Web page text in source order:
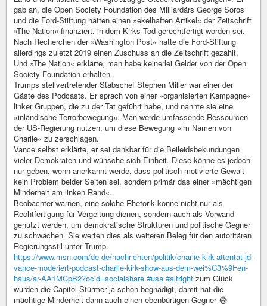
gab an, die Open Society Foundation des Milliardärs George Soros
und die Ford-Stiftung hätten einen »ekelhaften Artikel« der Zeitschrift
»The Nation« finanziert, in dem Kirks Tod gerechtfertigt worden sei.
Nach Recherchen der »Washington Post« hatte die Ford-Stiftung
allerdings zuletzt 2019 einen Zuschuss an die Zeitschrift gezahlt.
Und »The Nation« erklärte, man habe keinerlei Gelder von der Open
Society Foundation erhalten.
Trumps stellvertretender Stabschef Stephen Miller war einer der
Gäste des Podcasts. Er sprach von einer »organisierten Kampagne«
linker Gruppen, die zu der Tat geführt habe, und nannte sie eine
»inländische Terrorbewegung«. Man werde umfassende Ressourcen
der US-Regierung nutzen, um diese Bewegung »im Namen von
Charlie« zu zerschlagen.
Vance selbst erklärte, er sei dankbar für die Beileidsbekundungen
vieler Demokraten und wünsche sich Einheit. Diese könne es jedoch
nur geben, wenn anerkannt werde, dass politisch motivierte Gewalt
kein Problem beider Seiten sei, sondern primär das einer »mächtigen
Minderheit am linken Rand«.
Beobachter warnen, eine solche Rhetorik könne nicht nur als
Rechtfertigung für Vergeltung dienen, sondern auch als Vorwand
genutzt werden, um demokratische Strukturen und politische Gegner
zu schwächen. Sie werten dies als weiteren Beleg für den autoritären
Regierungsstil unter Trump.
https://www.msn.com/de-de/nachrichten/politik/charlie-kirk-attentat-jd-
vance-moderiert-podcast-charlie-kirk-show-aus-dem-wei%C3%9Fen-
haus/ar-AA1MCpB2?ocid=socialshare #usa #altright zum Glück
wurden die Capitol Stürmer ja schon begnadigt, damit hat die
mächtige Minderheit dann auch einen ebenbürtigen Gegner 😂